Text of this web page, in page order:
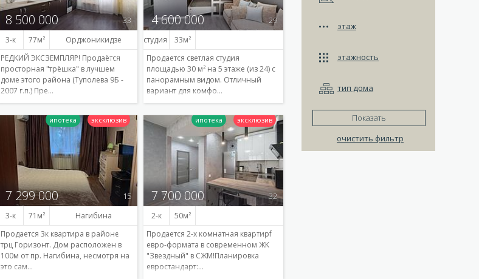
этаж
этажность
тип дома
Показать
очистить фильтр
8 500 000 33
3-к 77
Орджоникидзе
РЕДКИЙ ЭКСЗЕМПЛЯР! Продаётся
просторная "трёшка" в лучшем
доме этого района (Туполева 9Б -
2007 г.п.) Пре…
Подробнее
4 600 000 29
студия
33
Продается светлая студия
площадью 30 м² на 5 этаже (из 24) с
панорамным видом. Отличный
вариант для комфо…
Подробнее
7 299 000 15
3-к 71
Нагибина
Продается 3к квартира в районе
трц Горизонт. Дом расположен в
100м от пр. Нагибина, несмотря на
это сам…
7 700 000 32
2-к
50
Продается 2-х комнатная квартирf
евро-формата в современном ЖК
"Звездный" в СЖМ!Планировка
евростандарт:…